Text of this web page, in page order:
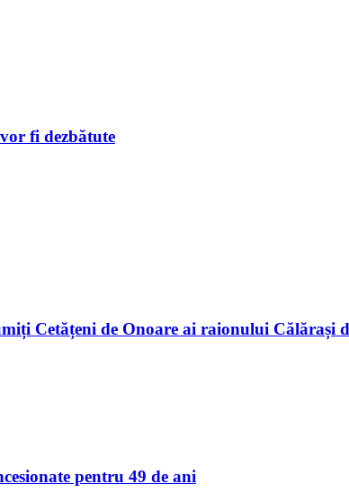
fi dezbătute
Cetățeni de Onoare ai raionului Călărași
pentru 49 de ani